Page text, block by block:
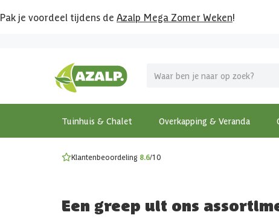
Pak je voordeel tijdens de Azalp Mega Zomer Weken!
Tuinhuis & Chalet Overkapping & Veranda
MEGA zomer kortingen op overkappingen en tuinhuizen!
Bekijk de actiemodellen
Gratis wandplankset
Ontdek onze metalen overkappingen
Klantenbeoordeling 8.6/10
Een greep uit ons